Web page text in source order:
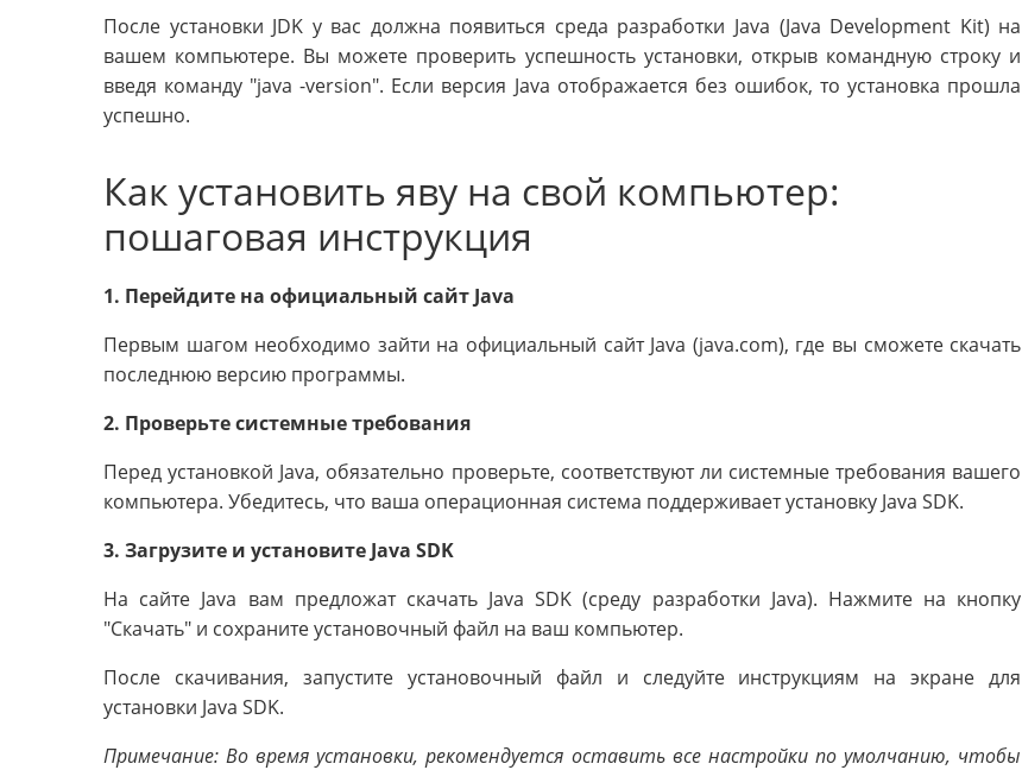
После установки JDK у вас должна появиться среда разработки Java (Java Development Kit) на
вашем компьютере. Вы можете проверить успешность установки, открыв командную строку и
введя команду "java -version". Если версия Java отображается без ошибок, то установка прошла
успешно.
Как установить яву на свой компьютер:
пошаговая инструкция
1. Перейдите на официальный сайт Java
Первым шагом необходимо зайти на официальный сайт Java (java.com), где вы сможете скачать
последнюю версию программы.
2. Проверьте системные требования
Перед установкой Java, обязательно проверьте, соответствуют ли системные требования вашего
компьютера. Убедитесь, что ваша операционная система поддерживает установку Java SDK.
3. Загрузите и установите Java SDK
На сайте Java вам предложат скачать Java SDK (среду разработки Java). Нажмите на кнопку
"Скачать" и сохраните установочный файл на ваш компьютер.
После скачивания, запустите установочный файл и следуйте инструкциям на экране для
установки Java SDK.
Примечание: Во время установки, рекомендуется оставить все настройки по умолчанию, чтобы